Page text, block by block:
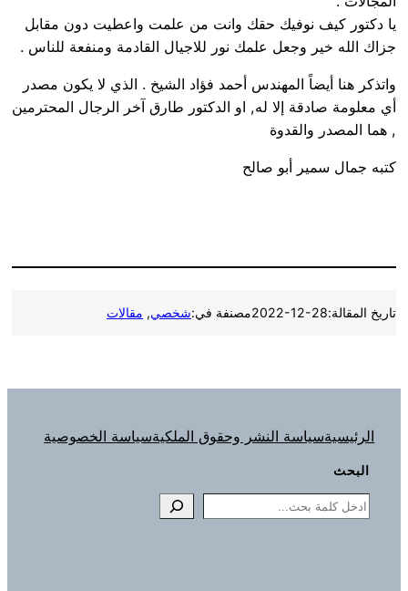
يا دكتور كيف نوفيك حقك وانت من علمت واعطيت دون مقابل
جزاك الله خير وجعل علمك نور للاجيال القادمة ومنفعة للناس .
واتذكر هنا أيضاً المهندس أحمد فؤاد الشيخ . الذي لا يكون مصدر
أي معلومة صادقة إلا له, او الدكتور طارق آخر الرجال المحترمين
, هما المصدر والقدوة
كتبه جمال سمير أبو صالح
تاريخ المقالة:2022-12-28مصنفة في:شخصي, مقالات
الرئيسيةسياسة النشر وحقوق الملكيةسياسة الخصوصية
البحث
Search